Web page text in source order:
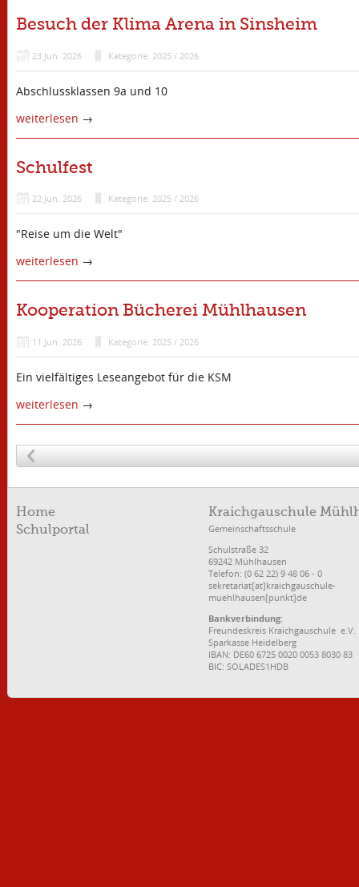
Besuch der Klima Arena in Sinsheim
23 Jun. 2026 Kategorie: 2025 / 2026
Abschlussklassen 9a und 10
weiterlesen →
Schulfest
22 Jun. 2026 Kategorie: 2025 / 2026
"Reise um die Welt"
weiterlesen →
Kooperation Bücherei Mühlhausen
11 Jun. 2026 Kategorie: 2025 / 2026
Ein vielfältiges Leseangebot für die KSM
weiterlesen →
Home
Schulportal
Kraichgauschule
Gemeinschaftsschule
Schulstraße 32
69242 Mühlhausen
Telefon: (0 62 22) 9 48 06 - 0
sekretariat[at]kraichgauschule-
muehlhausen[punkt]de
Bankverbindung:
Freundeskreis Kraichgauschule e.V.
Sparkasse Heidelberg
IBAN: DE60 6725 0020 0053 8030 83
BIC: SOLADES1HDB